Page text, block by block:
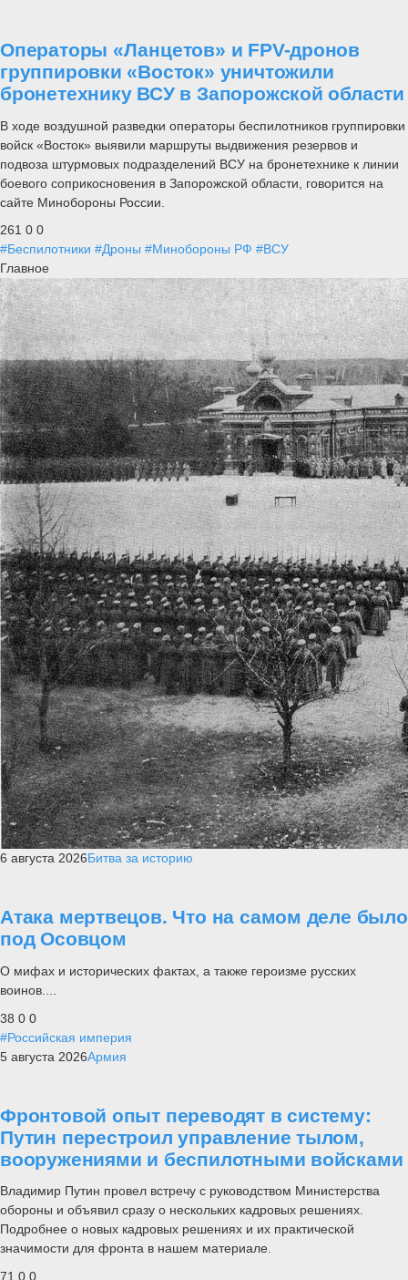
Операторы «Ланцетов» и FPV-дронов
группировки «Восток» уничтожили
бронетехнику ВСУ в Запорожской области
В ходе воздушной разведки операторы беспилотников группировки
войск «Восток» выявили маршруты выдвижения резервов и
подвоза штурмовых подразделений ВСУ на бронетехнике к линии
боевого соприкосновения в Запорожской области, говорится на
сайте Минобороны России.
261 0 0
#Беспилотники #Дроны #Минобороны РФ #ВСУ
Главное
6 августа 2026Битва за историю
Атака мертвецов. Что на самом деле было
под Осовцом
О мифах и исторических фактах, а также героизме русских
воинов....
38 0 0
#Российская империя
5 августа 2026Армия
Фронтовой опыт переводят в систему:
Путин перестроил управление тылом,
вооружениями и беспилотными войсками
Владимир Путин провел встречу с руководством Министерства
обороны и объявил сразу о нескольких кадровых решениях.
Подробнее о новых кадровых решениях и их практической
значимости для фронта в нашем материале.
71 0 0